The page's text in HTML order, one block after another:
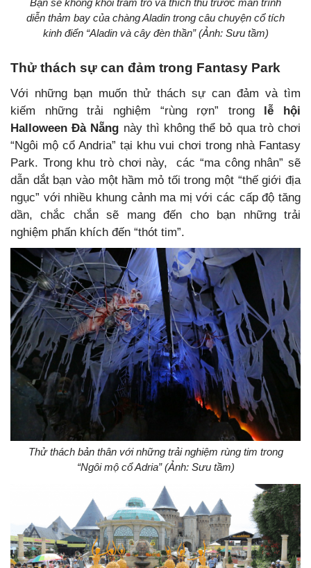
diễn thảm bay của chàng Aladin trong câu chuyện cổ tích
kinh điển “Aladin và cây đèn thần” (Ảnh: Sưu tầm)
Thử thách sự can đảm trong Fantasy Park
Với những bạn muốn thử thách sự can đảm và tìm
kiếm những trải nghiệm “rùng rợn” trong lễ hội
Halloween Đà Nẵng này thì không thể bỏ qua trò chơi
“Ngôi mộ cổ Andria” tại khu vui chơi trong nhà Fantasy
Park. Trong khu trò chơi này, các “ma công nhân” sẽ
dẫn dắt bạn vào một hầm mỏ tối trong một “thế giới địa
ngục” với nhiều khung cảnh ma mị với các cấp độ tăng
dần, chắc chắn sẽ mang đến cho bạn những trải
nghiệm phấn khích đến “thót tim”.
Thử thách bản thân với những trải nghiệm rùng tim trong
“Ngôi mộ cổ Adria” (Ảnh: Sưu tầm)